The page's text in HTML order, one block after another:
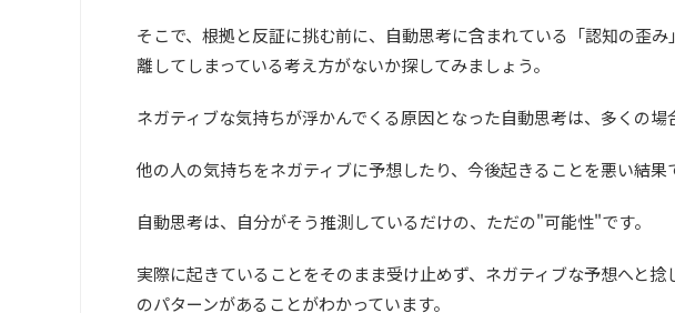
そこで、根拠と反証に挑む前に、自動思考に含まれている「認知の歪
離してしまっている考え方がないか探してみましょう。
ネガティブな気持ちが浮かんでくる原因となった自動思考は、多くの場
他の人の気持ちをネガティブに予想したり、今後起きることを悪い結果
自動思考は、自分がそう推測しているだけの、ただの"可能性"です。
実際に起きていることをそのまま受け止めず、ネガティブな予想へと
のパターンがあることがわかっています。